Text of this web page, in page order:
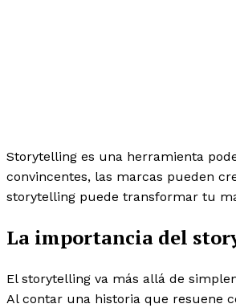
Storytelling es una herramienta
convincentes, las marcas pueden
storytelling puede transformar tu
La importancia del
El storytelling va más allá de
Al contar una historia que resuene